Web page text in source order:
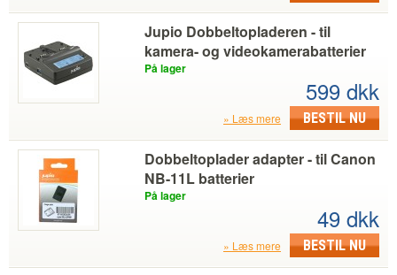
Jupio Dobbeltopladeren - til
kamera- og videokamerabatterier
På lager
599 dkk
BESTIL NU
Læs mere
Dobbeltoplader adapter - til Canon
NB-11L batterier
På lager
49 dkk
BESTIL NU
Læs mere